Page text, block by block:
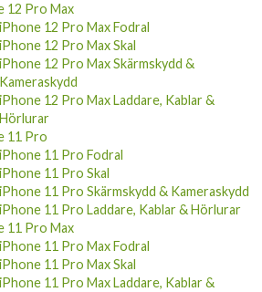
12 Pro Max
iPhone 12 Pro Max Fodral
iPhone 12 Pro Max Skal
iPhone 12 Pro Max Skärmskydd &
Kameraskydd
iPhone 12 Pro Max Laddare, Kablar &
Hörlurar
11 Pro
iPhone 11 Pro Fodral
iPhone 11 Pro Skal
iPhone 11 Pro Skärmskydd & Kameraskydd
iPhone 11 Pro Laddare, Kablar & Hörlurar
11 Pro Max
iPhone 11 Pro Max Fodral
iPhone 11 Pro Max Skal
iPhone 11 Pro Max Laddare, Kablar &